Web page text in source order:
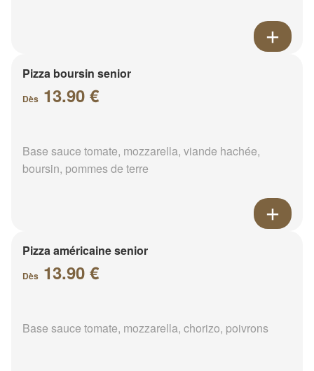
Pizza boursin senior
Dès 13.90 €
Base sauce tomate, mozzarella, viande hachée,
boursin, pommes de terre
Pizza américaine senior
Dès 13.90 €
Base sauce tomate, mozzarella, chorizo, poivrons